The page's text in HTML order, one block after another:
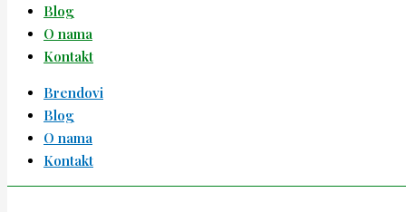
Blog
O nama
Kontakt
Brendovi
Blog
O nama
Kontakt